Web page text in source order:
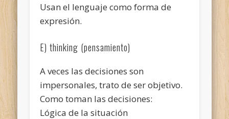
Usan el lenguaje como forma de
expresión.
E) thinking (pensamiento)
A veces las decisiones son
impersonales, trato de ser objetivo.
Como toman las decisiones:
Lógica de la situación